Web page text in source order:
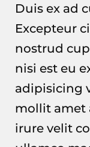
Duis ex ad
Excepteur
nostrud
nisi est eu
adipisicing
mollit amet
irure velit